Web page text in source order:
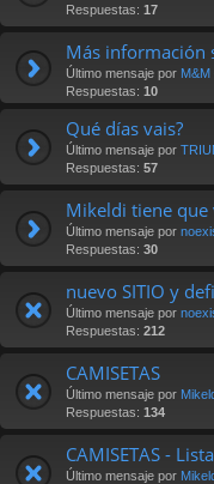
Respuestas: 17
Más información
Último mensaje por M&M
Respuestas: 10
Qué días vais?
Último mensaje por
Respuestas: 57
Mikeldi tiene
Último mensaje por
Respuestas: 30
nuevo SITIO y
Último mensaje por
Respuestas: 212
CAMISETAS
Último mensaje por
Respuestas: 134
CAMISETAS -
Último mensaje por